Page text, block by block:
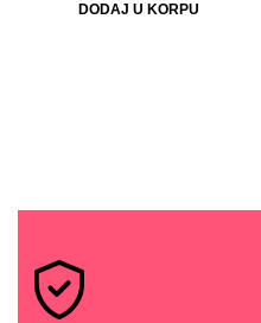
DODAJ U KORPU